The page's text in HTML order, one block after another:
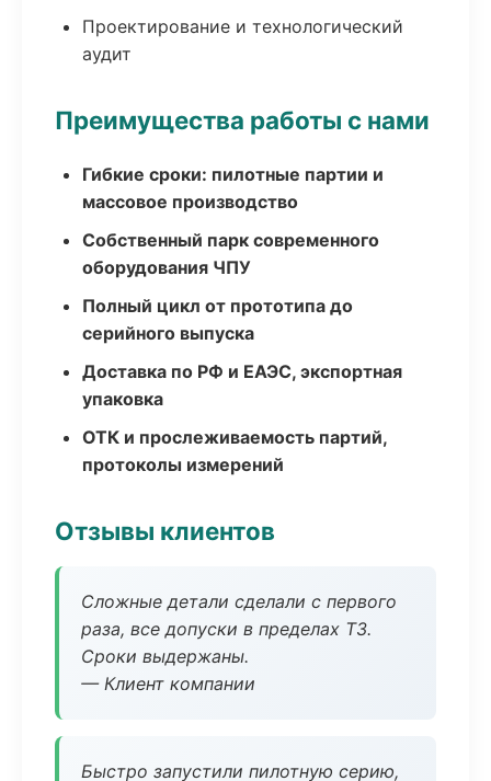
Проектирование и технологический
аудит
Преимущества работы с нами
Гибкие сроки: пилотные партии и
массовое производство
Собственный парк современного
оборудования ЧПУ
Полный цикл от прототипа до
серийного выпуска
Доставка по РФ и ЕАЭС, экспортная
упаковка
ОТК и прослеживаемость партий,
протоколы измерений
Отзывы клиентов
Сложные детали сделали с первого
раза, все допуски в пределах ТЗ.
Сроки выдержаны.
— Клиент компании
Быстро запустили пилотную серию,